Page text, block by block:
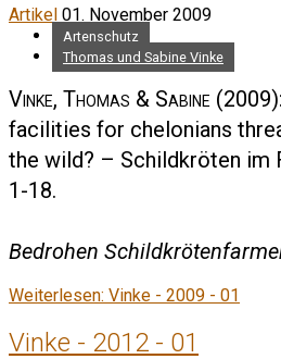
Artikel 01. November 2009
Artenschutz
Thomas und Sabine Vinke
Vinke, Thomas & Sabine
facilities for chelonians
the wild? – Schildkröten im
1-18.
Bedrohen
Weiterlesen: Vinke - 2009 - 01
Vinke - 2012 - 01